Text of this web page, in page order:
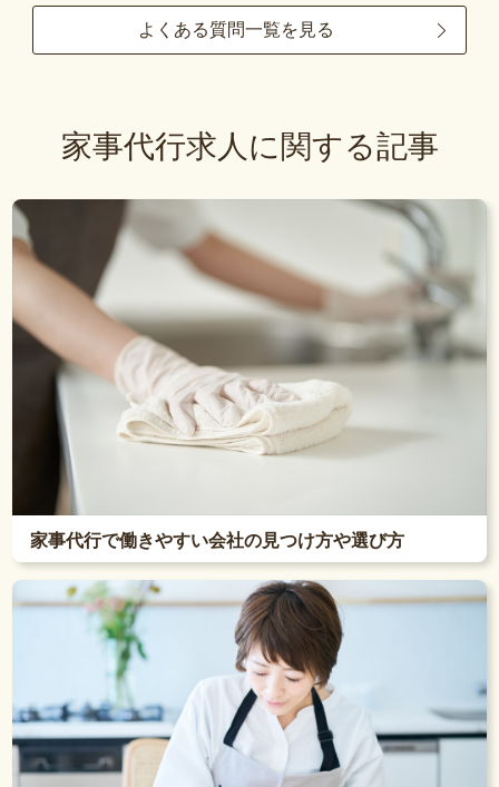
よくある質問一覧を見る
家事代行求人に関する記事
家事代行で働きやすい会社の見つけ方や選び方